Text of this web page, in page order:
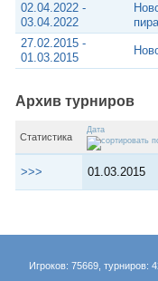
02.04.2022 -
03.04.2022
27.02.2015 -
01.03.2015
Архив турниров
Статистика
Дата
>>> 01.03.2015
Игроков: 75669, турниров: